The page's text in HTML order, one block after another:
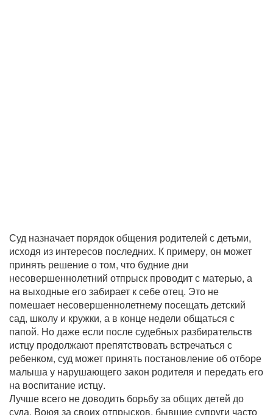
Суд назначает порядок общения родителей с детьми,
исходя из интересов последних. К примеру, он может
принять решение о том, что будние дни
несовершеннолетний отпрыск проводит с матерью, а
на выходные его забирает к себе отец. Это не
помешает несовершеннолетнему посещать детский
сад, школу и кружки, а в конце недели общаться с
папой. Но даже если после судебных разбирательств
истцу продолжают препятствовать встречаться с
ребенком, суд может принять постановление об отборе
малыша у нарушающего закон родителя и передать его
на воспитание истцу.
Лучше всего не доводить борьбу за общих детей до
суда. Воюя за своих отпрысков, бывшие супруги часто